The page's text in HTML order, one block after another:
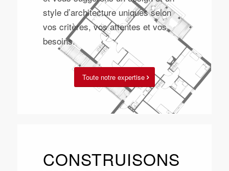
style d’architecture uniques selon
vos critères, vos attentes et vos
besoins.
Toute notre expertise
CONSTRUISONS